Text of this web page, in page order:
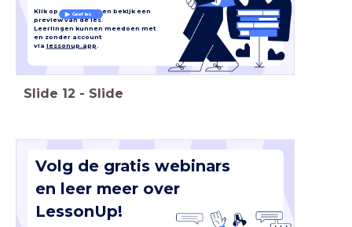
Klik op en bekijk een
preview van de les.
Leerlingen kunnen meedoen met
en zonder account
via lessonup.app
Geef les
Slide 12 - Slide
Volg de gratis webinars
en leer meer over
LessonUp!